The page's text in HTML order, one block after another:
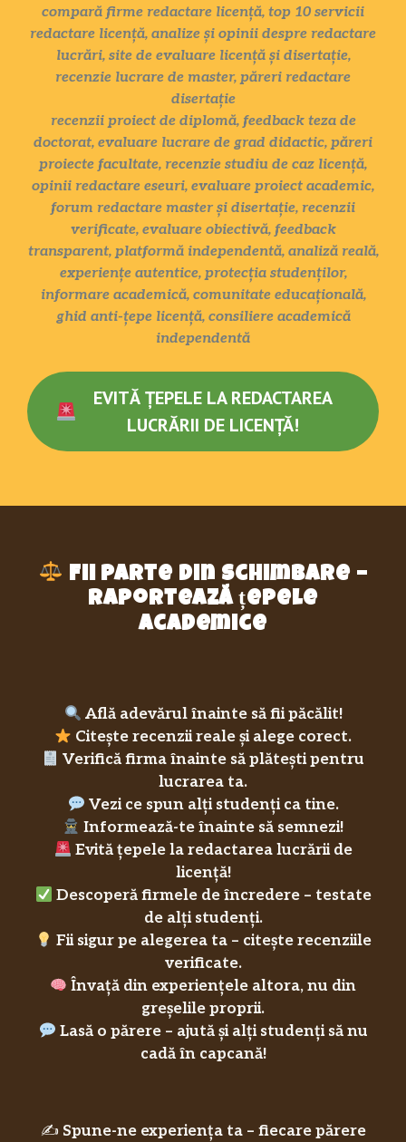
compară firme redactare licență, top 10 servicii
redactare licență, analize și opinii despre redactare
lucrări, site de evaluare licență și disertație,
recenzie lucrare de master, păreri redactare
disertație
recenzii proiect de diplomă, feedback teza de
doctorat, evaluare lucrare de grad didactic, păreri
proiecte facultate, recenzie studiu de caz licență,
opinii redactare eseuri, evaluare proiect academic,
forum redactare master și disertație, recenzii
verificate, evaluare obiectivă, feedback
transparent, platformă independentă, analiză reală,
experiențe autentice, protecția studenților,
informare academică, comunitate educațională,
ghid anti-țepe licență, consiliere academică
independentă
EVITĂ ȚEPELE LA REDACTAREA
LUCRĂRII DE LICENȚĂ!
Fii parte din schimbare –
raportează țepele
academice
Află adevărul înainte să fii păcălit!
Citește recenzii reale și alege corect.
Verifică firma înainte să plătești pentru
lucrarea ta.
Vezi ce spun alți studenți ca tine.
Informează-te înainte să semnezi!
Evită țepele la redactarea lucrării de
licență!
Descoperă firmele de încredere – testate
de alți studenți.
Fii sigur pe alegerea ta – citește recenziile
verificate.
Învață din experiențele altora, nu din
greșelile proprii.
Lasă o părere – ajută și alți studenți să nu
cadă în capcană!
✍️ Spune-ne experiența ta – fiecare părere